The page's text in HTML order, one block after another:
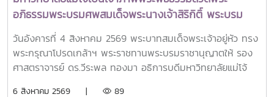
มหาวิทยาลัยแห่งชาติสิงคโปร์ Professor Yang Bin รองประธาน
สภามหาวิทยาลัยชิงหวา ตลอดจนประธานที่ประชุมอธิการบดี ทั้ง
4 แห่ง ได้แก่ ที่ประชุมอธิการบดีแห่งประเทศไทย (ทปอ.) ที่ประชุม
อธิการบดีมหาวิทยาลัยราชภัฏ (ทปอ.มรภ.) ที่ประชุมอธิการบดี
มหาวิทยาลัยเทคโนโลยีราชมงคล (ทปอ.มทร.) สมาคมสถาบัน
อภิธรรมพระบรมศพสมเด็จพระนางเจ้าสิริกิติ์ พระบรม
ราชินีนาถ พระบรมราชชนนีพันปีหลวง พร้อมเข้ากราบ
ถวายบังคมพระศพ สมเด็จพระเจ้าลูกเธอ เจ้าฟ้าพัชรกิติยา
ภา นเรนทิราเทพยวดี กรมหลวงราชสาริณีสิริพัชร มหา
วันอังคารที่ 4 สิงหาคม 2569 พระบาทสมเด็จพระเจ้าอยู่หัว ทรง
พระกรุณาโปรดเกล้าฯ พระราชทานพระบรมราชานุญาตให้ รอง
ศาสตราจารย์ ดร.วีระพล ทองมา อธิการบดีมหาวิทยาลัยแม่โจ้
6 สิงหาคม 2569 | 89